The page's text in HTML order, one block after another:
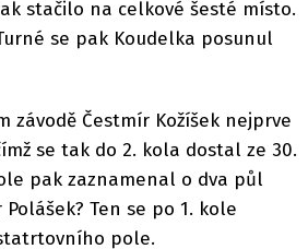
stačilo na celkové šesté místo.
se pak Koudelka posunul
závodě Čestmír Kožíšek nejprve
se tak do 2. kola dostal ze 30.
pak zaznamenal o dva půl
Ten se po 1. kole
pole.